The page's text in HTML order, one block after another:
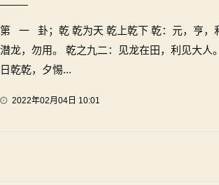
第 一 卦；乾 乾为天 乾上乾下 乾：元，亨，
潜龙，勿用。 乾之九二：见龙在田，利见大人
日乾乾，夕惕...
2022年02月04日 10:01